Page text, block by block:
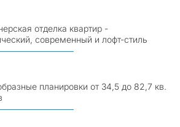
отделка квартир -
современный и лофт-стиль
планировки от 34,5 до 82,7 кв.